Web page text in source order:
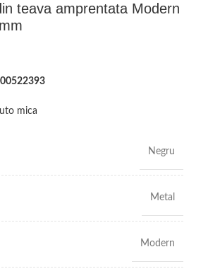
teava amprentata Modern
mica
Negru
Metal
Modern